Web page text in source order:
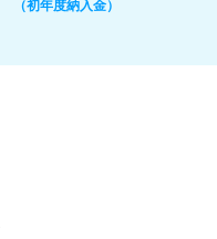
（初年度納入金）